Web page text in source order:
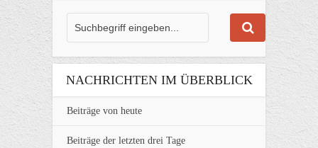
NACHRICHTEN IM ÜBERBLICK
Beiträge von heute
Beiträge der letzten drei Tage